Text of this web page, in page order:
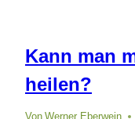
Kann man
heilen?
Von Werner Eberwein